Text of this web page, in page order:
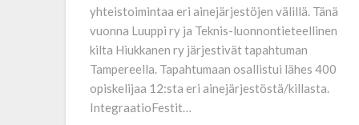
yhteistoimintaa eri ainejärjestöjen välillä. Tänä
vuonna Luuppi ry ja Teknis-luonnontieteellinen
kilta Hiukkanen ry järjestivät tapahtuman
Tampereella. Tapahtumaan osallistui lähes 400
opiskelijaa 12:sta eri ainejärjestöstä/killasta.
IntegraatioFestit…